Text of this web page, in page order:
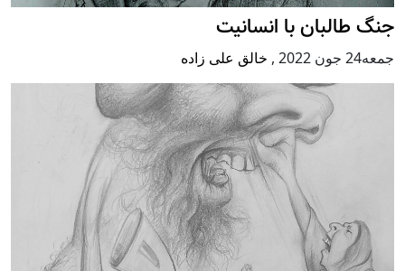
جنگ طالبان با انسانیت
جمعه24 جون 2022 , خالق علی زاده